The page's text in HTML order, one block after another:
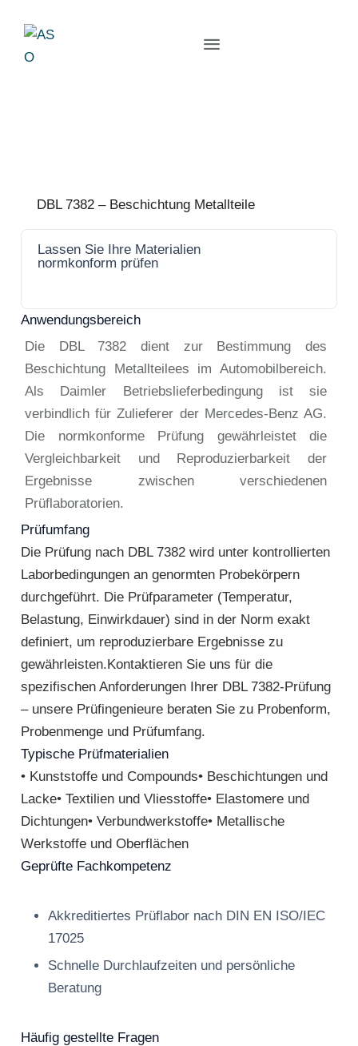
DBL 7382 – Beschichtung Metallteile
Lassen Sie Ihre Materialien
normkonform prüfen
Anwendungsbereich
Die DBL 7382 dient zur Bestimmung des
Beschichtung Metallteilees im Automobilbereich.
Als Daimler Betriebslieferbedingung ist sie
verbindlich für Zulieferer der Mercedes-Benz AG.
Die normkonforme Prüfung gewährleistet die
Vergleichbarkeit und Reproduzierbarkeit der
Ergebnisse zwischen verschiedenen
Prüflaboratorien.
Prüfumfang
Die Prüfung nach DBL 7382 wird unter kontrollierten
Laborbedingungen an genormten Probekörpern
durchgeführt. Die Prüfparameter (Temperatur,
Belastung, Einwirkdauer) sind in der Norm exakt
definiert, um reproduzierbare Ergebnisse zu
gewährleisten.Kontaktieren Sie uns für die
spezifischen Anforderungen Ihrer DBL 7382-Prüfung
– unsere Prüfingenieure beraten Sie zu Probenform,
Probenmenge und Prüfumfang.
Typische Prüfmaterialien
• Kunststoffe und Compounds• Beschichtungen und
Lacke• Textilien und Vliesstoffe• Elastomere und
Dichtungen• Verbundwerkstoffe• Metallische
Werkstoffe und Oberflächen
Geprüfte Fachkompetenz
Akkreditiertes Prüflabor nach DIN EN ISO/IEC
17025
Schnelle Durchlaufzeiten und persönliche
Beratung
Häufig gestellte Fragen